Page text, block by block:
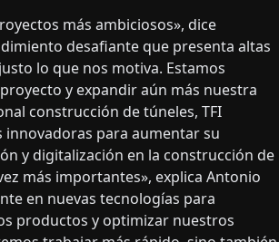
más ambiciosos», dice
desafiante que presenta altas
lo que nos motiva. Estamos
y expandir aún más nuestra
construcción de túneles, TFI
para aumentar su
y digitalización en la construcción de
más importantes», explica Antonio
en nuevas tecnologías para
productos y optimizar nuestros